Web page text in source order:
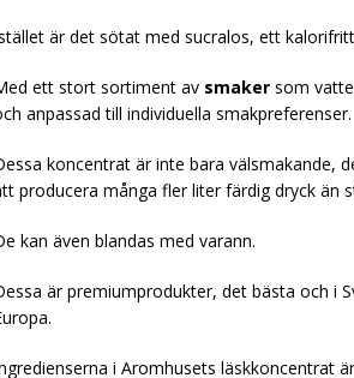
är det sötat med sucralos, ett
ett stort sortiment av smaker som
anpassad till individuella smakpreferenser.
koncentrat är inte bara välsmakande,
producera många fler liter färdig dryck än
kan även blandas med varann.
är premiumprodukter, det bästa och i
i Aromhusets läskkoncentrat